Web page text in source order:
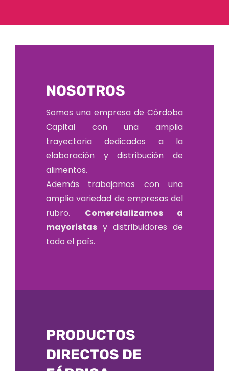
NOSOTROS
Somos una empresa de Córdoba
Capital con una amplia
trayectoria dedicados a la
elaboración y distribución de
alimentos.
Además trabajamos con una
amplia variedad de empresas del
rubro. Comercializamos a
mayoristasy distribuidores de
todo el país.
PRODUCTOS
DIRECTOS DE